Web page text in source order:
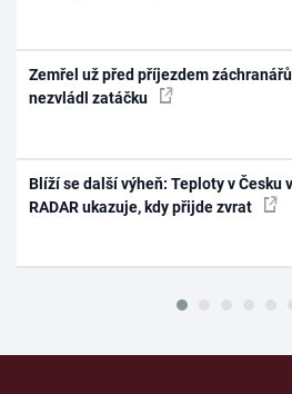
Zemřel už před příjezdem
nezvládl zatáčku
Blíží se další výheň: Teploty v Česku
RADAR ukazuje, kdy přijde zvrat